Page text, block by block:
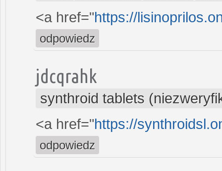
<a href="https://
odpowiedz
jdcqrahk
synthroid tablets
<a href="https://
odpowiedz